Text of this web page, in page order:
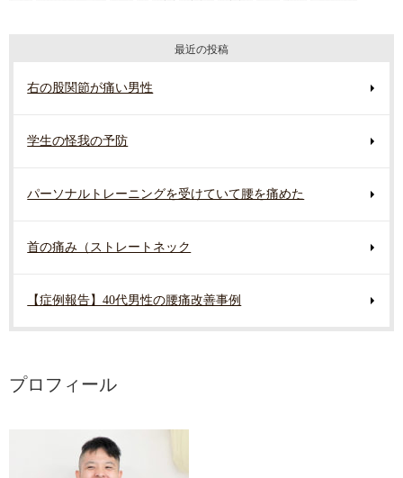
最近の投稿
右の股関節が痛い男性
学生の怪我の予防
パーソナルトレーニングを受けていて腰を痛めた
首の痛み（ストレートネック
【症例報告】40代男性の腰痛改善事例
プロフィール